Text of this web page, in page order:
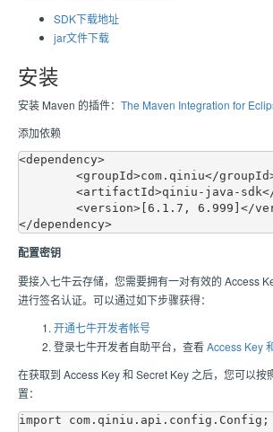
SDK下载地址
jar文件下载
安装
安装 Maven 的插件： The Maven Integration for
添加依赖
<dependency>
配置密钥
要接入七牛云存储，您需要拥有一对有效的 Access
进行签名认证。可以通过如下步骤获得：
开通七牛开发者帐号
登录七牛开发者自助平台，查看Access Key
在获取到 Access Key 和 Secret Key 之后，您可以按
置：
import com.qiniu.api.config.Config;